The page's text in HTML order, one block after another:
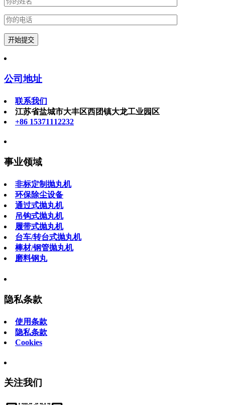
公司地址
联系我们
江苏省盐城市大丰区西团镇大龙工业园区
+86 15371112232
事业领域
非标定制抛丸机
环保除尘设备
通过式抛丸机
吊钩式抛丸机
履带式抛丸机
台车/转台式抛丸机
棒材/钢管抛丸机
磨料钢丸
隐私条款
使用条款
隐私条款
Cookies
关注我们